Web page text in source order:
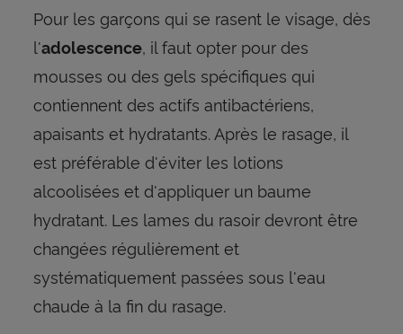
Pour les garçons qui se rasent le visage, dès
l'adolescence, il faut opter pour des
mousses ou des gels spécifiques qui
contiennent des actifs antibactériens,
apaisants et hydratants. Après le rasage, il
est préférable d'éviter les lotions
alcoolisées et d'appliquer un baume
hydratant. Les lames du rasoir devront être
changées régulièrement et
systématiquement passées sous l'eau
chaude à la fin du rasage.